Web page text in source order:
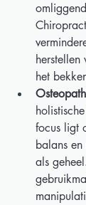
het
focus ligt
balans
als